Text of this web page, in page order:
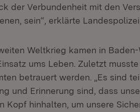
der Verbundenheit mit den
sein“, erklärte
Weltkrieg kamen in
ums Leben. Zuletzt
betrauert werden. „Es sind
und Erinnerung sind, dass
Kopf hinhalten, um unsere